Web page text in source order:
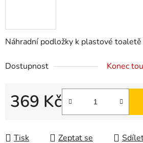
Náhradní podložky k plastové
Dostupnost Konec
369 Kč
Tisk Zeptat se